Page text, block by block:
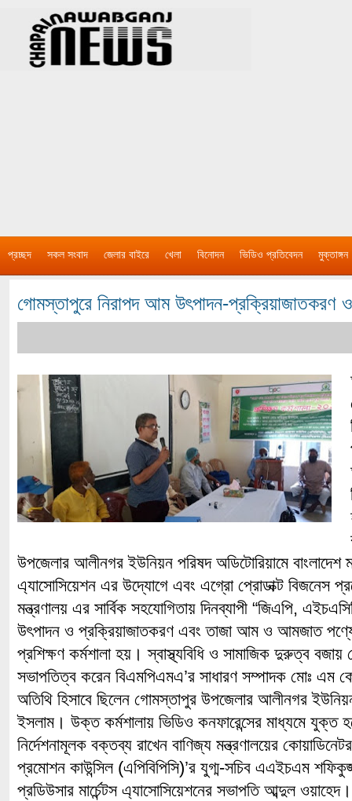
প্রচ্ছদ সকল সংবাদ জেলার বাইরে খেলা বিনোদন ভিডিও প্রতিবেদন মুক্তাঙ্গন
গোমস্তাপুরে নিরাপদ আম উৎপাদন-প্রক্রিয়াজাতকরণ ও
উপজেলার আলীনগর ইউনিয়ন পরিষদ অডিটোরিয়ামে বাংলাদেশ
এ্যাসোসিয়েশন এর উদ্যোগে এবং এগ্রো প্রোডাক্ট বিজনেস
মন্ত্রণালয় এর সার্বিক সহযোগিতায় দিনব্যাপী “জিএপি,
উৎপাদন ও প্রক্রিয়াজাতকরণ এবং তাজা আম ও আমজাত
প্রশিক্ষণ কর্মশালা হয়। স্বাস্থ্যবিধি ও সামাজিক দুরুত্ব বজায়
সভাপতিত্ব করেন বিএমপিএমএ’র সাধারণ সম্পাদক মোঃ এম
অতিথি হিসাবে ছিলেন গোমস্তাপুর উপজেলার আলীনগর
ইসলাম। উক্ত কর্মশালায় ভিডিও কনফারেন্সের মাধ্যমে যুক্ত
নির্দেশনামূলক বক্তব্য রাখেন বাণিজ্য মন্ত্রণালয়ের
প্রমোশন কাউন্সিল (এপিবিপিসি)’র যুগ্ম-সচিব এএইচএম
প্রডিউসার মার্চেন্টস এ্যাসোসিয়েশনের সভাপতি আব্দুল